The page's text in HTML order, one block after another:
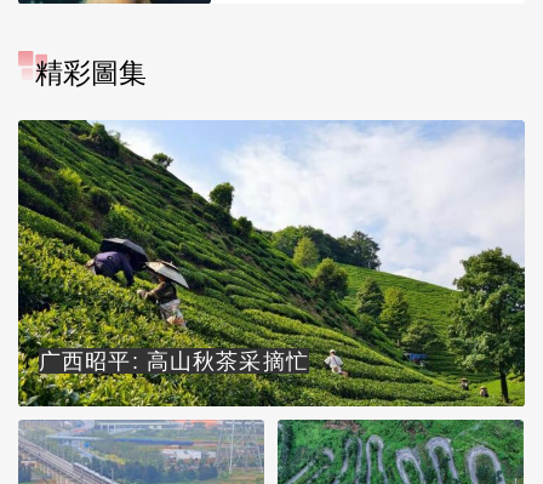
精彩圖集
广西昭平: 高山秋茶采摘忙